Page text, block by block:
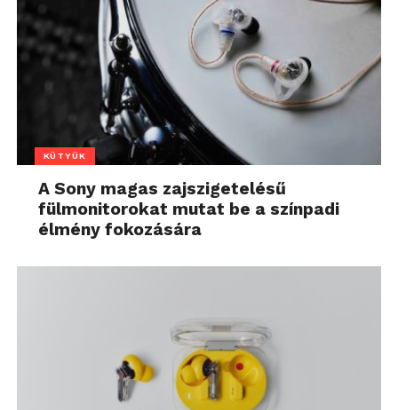
KÜTYÜK
A Sony magas zajszigetelésű
fülmonitorokat mutat be a színpadi
élmény fokozására